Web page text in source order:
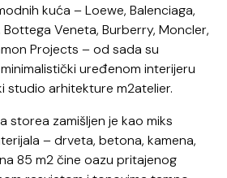
kuća – Loewe, Balenciaga,
Veneta, Burberry, Moncler,
Projects – od sada su
uređenom interijeru
studio arhitekture m2atelier.
storea zamišljen je kao miks
– drveta, betona, kamena,
85 m2 čine oazu pritajenog